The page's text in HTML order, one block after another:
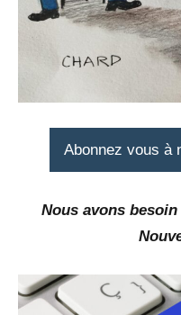
Abonnez vous à
Nous avons